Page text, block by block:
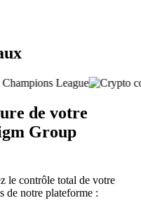
de votre
Group
le contrôle total de votre
de notre plateforme :